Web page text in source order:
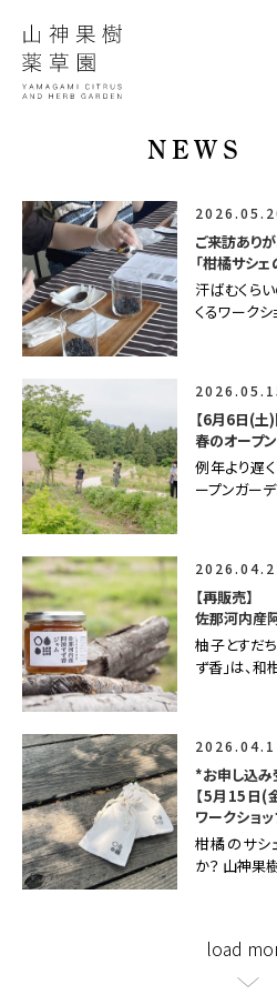
NEWS
ご来訪あり
「柑橘サシェ
汗ばむくら
くるワークシ
【6月6日(土)
春のオープ
例年より遅
ープンガー
【再販売】
佐那河内産
柚子とすだ
ず香」は、
*お申し込み
【5月15日(
ワークショ
柑橘のサシ
か？ 山神果
load